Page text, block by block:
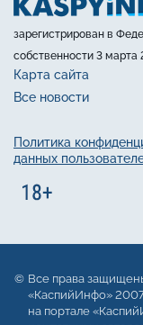
зарегистрирован в
собственности 3 марта
Карта сайта
Все новости
Политика
данных
Все права
«КаспийИнфо»
на портале